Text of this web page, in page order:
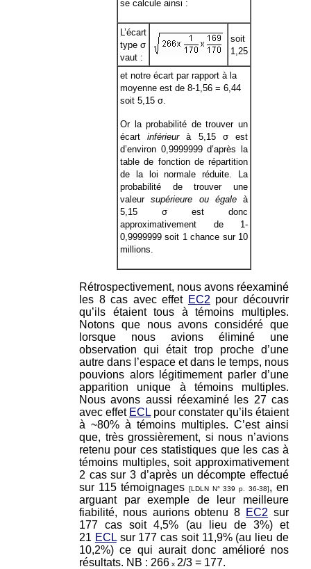
se calcule ainsi :
L’écart
type σ
vaut :
soit
1,25
et notre écart par rapport à la
moyenne est de 8-1,56 = 6,44
soit 5,15 σ.
Or la probabilité de trouver un
écartinférieurà 5,15 σ est
d’environ 0,9999999 d’après la
table de fonction de répartition
de la loi normale réduite. La
probabilité de trouver une
valeursupérieure ou égaleà
5,15 σ est donc
approximativement de 1-
0,9999999 soit 1 chance sur 10
millions.
Rétrospectivement, nous avons réexaminé
les 8 cas avec effet EC2 pour découvrir
qu’ils étaient tous à témoins multiples.
Notons que nous avons considéré que
lorsque nous avions éliminé une
observation qui était trop proche d’une
autre dans l’espace et dans le temps, nous
pouvions alors légitimement parler d’une
apparition unique à témoins multiples.
Nous avons aussi réexaminé les 27 cas
avec effet ECL pour constater qu’ils étaient
à ~80% à témoins multiples. C’est ainsi
que, très grossièrement, si nous n’avions
retenu pour ces statistiques que les cas à
témoins multiples, soit approximativement
2 cas sur 3 d’après un décompte effectué
sur 115 témoignages [LDLN N° 339 p. 36-38], en
arguant par exemple de leur meilleure
fiabilité, nous aurions obtenu 8 EC2 sur
177 cas soit 4,5% (au lieu de 3%) et
21 ECLsur 177 cas soit 11,9% (au lieu de
10,2%) ce qui aurait donc amélioré nos
résultats. NB : 266 x 2/3 = 177.